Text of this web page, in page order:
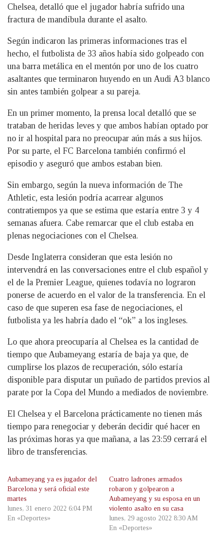
Chelsea, detalló que el jugador habría sufrido una
fractura de mandíbula durante el asalto.
Según indicaron las primeras informaciones tras el
hecho, el futbolista de 33 años había sido golpeado con
una barra metálica en el mentón por uno de los cuatro
asaltantes que terminaron huyendo en un Audi A3 blanco
sin antes también golpear a su pareja.
En un primer momento, la prensa local detalló que se
trataban de heridas leves y que ambos habían optado por
no ir al hospital para no preocupar aún más a sus hijos.
Por su parte, el FC Barcelona también confirmó el
episodio y aseguró que ambos estaban bien.
Sin embargo, según la nueva información de The
Athletic, esta lesión podría acarrear algunos
contratiempos ya que se estima que estaría entre 3 y 4
semanas afuera. Cabe remarcar que el club estaba en
plenas negociaciones con el Chelsea.
Desde Inglaterra consideran que esta lesión no
intervendrá en las conversaciones entre el club español y
el de la Premier League, quienes todavía no lograron
ponerse de acuerdo en el valor de la transferencia. En el
caso de que superen esa fase de negociaciones, el
futbolista ya les habría dado el “ok” a los ingleses.
Lo que ahora preocuparía al Chelsea es la cantidad de
tiempo que Aubameyang estaría de baja ya que, de
cumplirse los plazos de recuperación, sólo estaría
disponible para disputar un puñado de partidos previos al
parate por la Copa del Mundo a mediados de noviembre.
El Chelsea y el Barcelona prácticamente no tienen más
tiempo para renegociar y deberán decidir qué hacer en
las próximas horas ya que mañana, a las 23:59 cerrará el
libro de transferencias.
Aubameyang ya es jugador del
Barcelona y será oficial este
martes
lunes, 31 enero 2022 6:04 PM
En «Deportes»
Cuatro ladrones armados
robaron y golpearon a
Aubameyang y su esposa en un
violento asalto en su casa
lunes, 29 agosto 2022 8:30 AM
En «Deportes»